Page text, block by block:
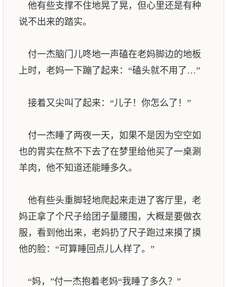
他有些支撑不住地晃了晃，但心里还是有种
说不出来的踏实。
付一杰脑门儿咚地一声磕在老妈脚边的地板
上时，老妈一下蹦了起来：“磕头就不用了…”
接着又尖叫了起来：“儿子！你怎么了！”
付一杰睡了两夜一天，如果不是因为空空如
也的胃实在熬不下去了在梦里给他买了一桌涮
羊肉，他不知道还能睡多久。
他有些头重脚轻地爬起来走进了客厅里，老
妈正拿了个尺子给团子量腰围，大概是要做衣
服，看到他出来，老妈扔了尺子跑过来摸了摸
他的脸：“可算睡回点儿人样了。”
“妈，”付一杰抱着老妈“我睡了多久？”